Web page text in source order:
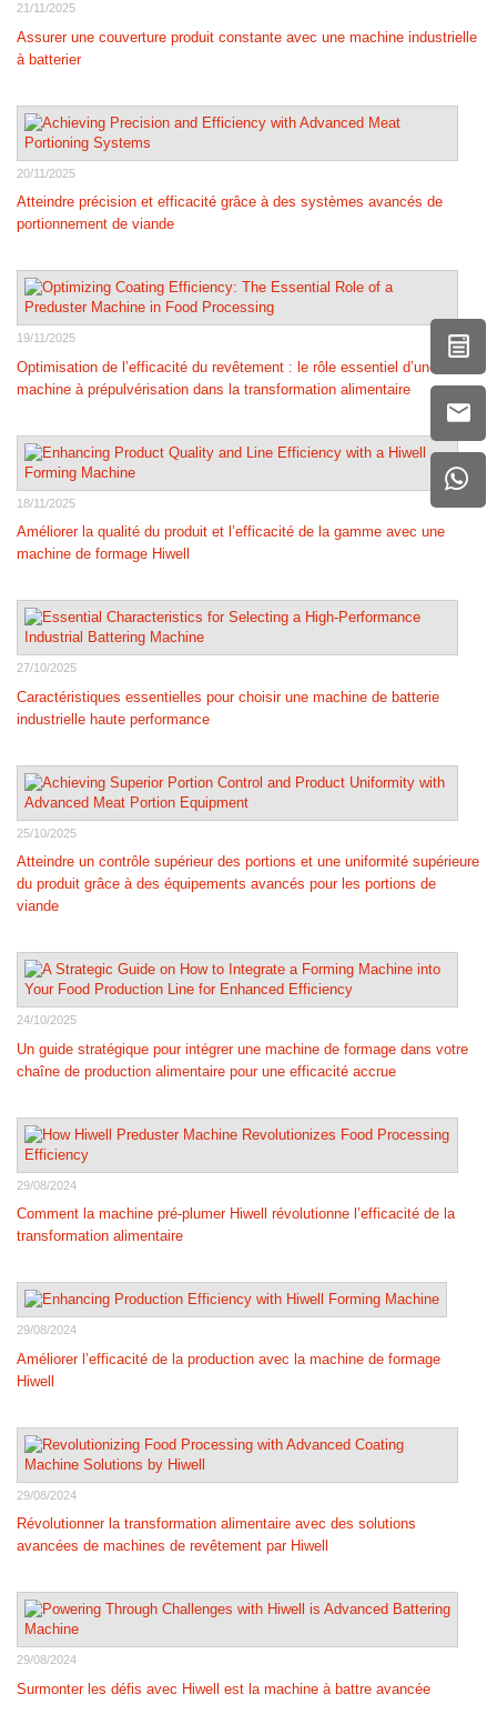
21/11/2025
Assurer une couverture produit constante avec une machine industrielle
à batterier
20/11/2025
Atteindre précision et efficacité grâce à des systèmes avancés de
portionnement de viande
19/11/2025
Optimisation de l’efficacité du revêtement : le rôle essentiel d’une
machine à prépulvérisation dans la transformation alimentaire
18/11/2025
Améliorer la qualité du produit et l’efficacité de la gamme avec une
machine de formage Hiwell
27/10/2025
Caractéristiques essentielles pour choisir une machine de batterie
industrielle haute performance
25/10/2025
Atteindre un contrôle supérieur des portions et une uniformité supérieure
du produit grâce à des équipements avancés pour les portions de
viande
24/10/2025
Un guide stratégique pour intégrer une machine de formage dans votre
chaîne de production alimentaire pour une efficacité accrue
29/08/2024
Comment la machine pré-plumer Hiwell révolutionne l’efficacité de la
transformation alimentaire
29/08/2024
Améliorer l’efficacité de la production avec la machine de formage
Hiwell
29/08/2024
Révolutionner la transformation alimentaire avec des solutions
avancées de machines de revêtement par Hiwell
29/08/2024
Surmonter les défis avec Hiwell est la machine à battre avancée